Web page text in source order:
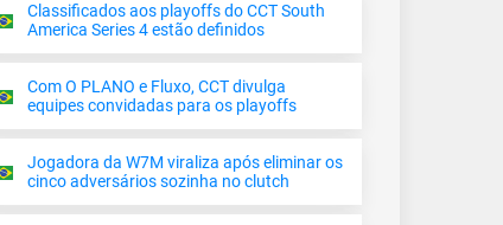
Classificados aos playoffs do CCT South
America Series 4 estão definidos
Com O PLANO e Fluxo, CCT divulga
equipes convidadas para os playoffs
Jogadora da W7M viraliza após eliminar os
cinco adversários sozinha no clutch